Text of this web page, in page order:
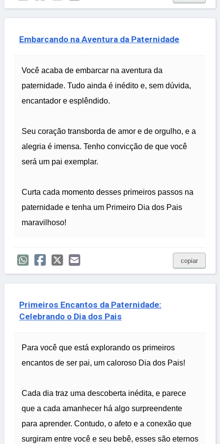
Embarcando na Aventura da Paternidade
Você acaba de embarcar na aventura da
paternidade. Tudo ainda é inédito e, sem dúvida,
encantador e esplêndido.
Seu coração transborda de amor e de orgulho, e a
alegria é imensa. Tenho convicção de que você
será um pai exemplar.
Curta cada momento desses primeiros passos na
paternidade e tenha um Primeiro Dia dos Pais
maravilhoso!
copiar
Primeiros Encantos da Paternidade:
Celebrando o Dia dos Pais
Para você que está explorando os primeiros
encantos de ser pai, um caloroso Dia dos Pais!
Cada dia traz uma descoberta inédita, e parece
que a cada amanhecer há algo surpreendente
para aprender. Contudo, o afeto e a conexão que
surgiram entre você e seu bebê, esses são eternos